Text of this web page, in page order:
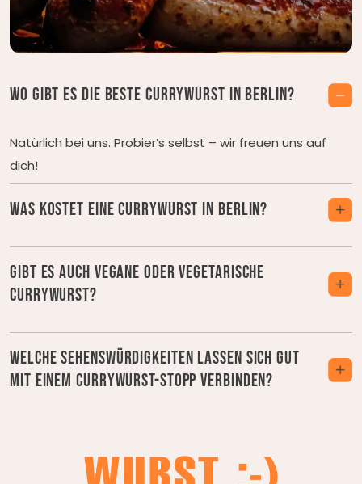
Wo gibt es die beste Currywurst in Berlin?
Natürlich bei uns. Probier’s selbst – wir freuen uns auf
dich!
Was kostet eine Currywurst in Berlin?
Gibt es auch vegane oder vegetarische
Currywurst?
Welche Sehenswürdigkeiten lassen sich gut
mit einem Currywurst-Stopp verbinden?